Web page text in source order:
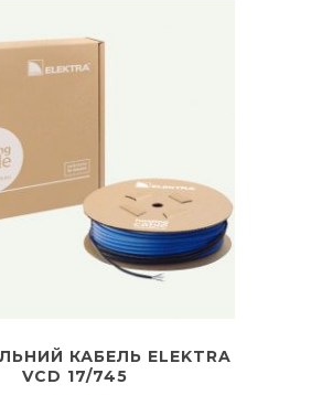
КАБЕЛЬ ELEKTRA
VCD 17/745